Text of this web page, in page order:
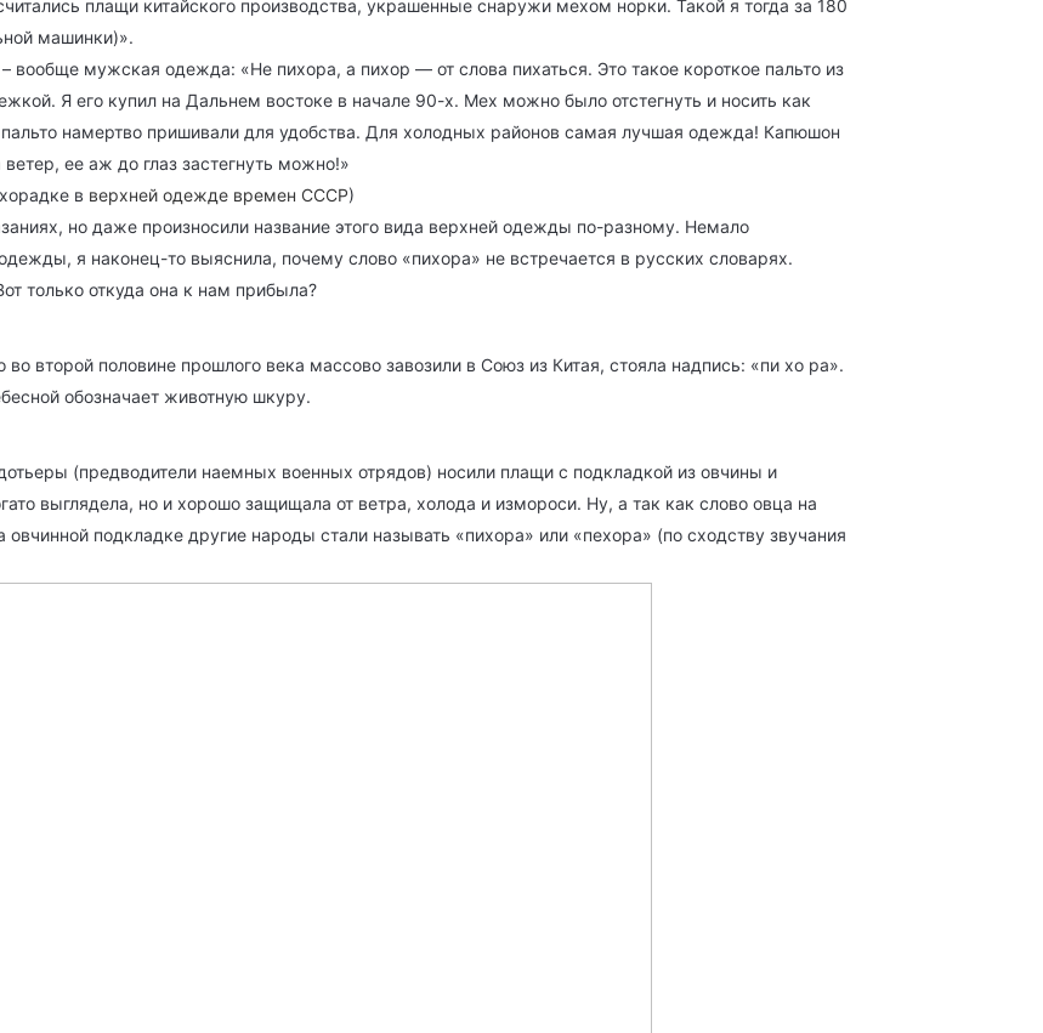
плащи китайского производства, украшенные снаружи мехом норки. Такой я тогда за 180
машинки)».
вообще мужская одежда: «Не пихора, а пихор — от слова пихаться. Это такое короткое пальто из
Я его купил на Дальнем востоке в начале 90-х. Мех можно было отстегнуть и носить как
намертво пришивали для удобства. Для холодных районов самая лучшая одежда! Капюшон
ее аж до глаз застегнуть можно!»
в верхней одежде времен СССР)
но даже произносили название этого вида верхней одежды по-разному. Немало
я наконец-то выяснила, почему слово «пихора» не встречается в русских словарях.
только откуда она к нам прибыла?
второй половине прошлого века массово завозили в Союз из Китая, стояла надпись: «пи хо ра».
обозначает животную шкуру.
(предводители наемных военных отрядов) носили плащи с подкладкой из овчины и
выглядела, но и хорошо защищала от ветра, холода и измороси. Ну, а так как слово овца на
подкладке другие народы стали называть «пихора» или «пехора» (по сходству звучания